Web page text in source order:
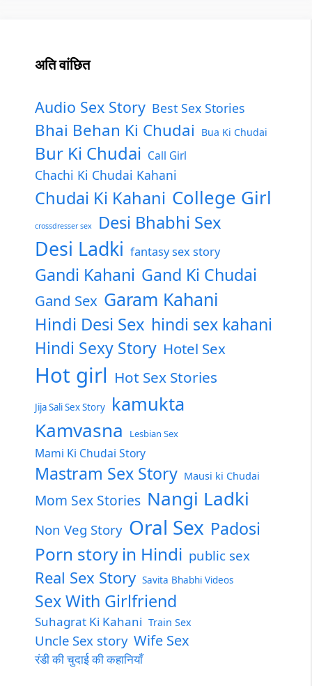
अति वांछित
Audio Sex Story Best Sex Stories
Bhai Behan Ki Chudai Bua Ki Chudai
Bur Ki Chudai Call Girl
Chachi Ki Chudai Kahani
Chudai Ki Kahani College Girl
crossdresser sex Desi Bhabhi Sex
Desi Ladki fantasy sex story
Gandi Kahani Gand Ki Chudai
Gand Sex Garam Kahani
Hindi Desi Sex hindi sex kahani
Hindi Sexy Story Hotel Sex
Hot girl Hot Sex Stories
Jija Sali Sex Story kamukta
Kamvasna Lesbian Sex
Mami Ki Chudai Story
Mastram Sex Story Mausi ki Chudai
Mom Sex Stories Nangi Ladki
Non Veg Story Oral Sex Padosi
Porn story in Hindi public sex
Real Sex Story Savita Bhabhi Videos
Sex With Girlfriend
Suhagrat Ki Kahani Train Sex
Uncle Sex story Wife Sex
रंडी की चुदाई की कहानियाँ